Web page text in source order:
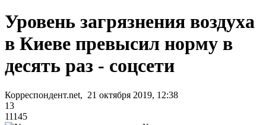
Уровень загрязнения воздуха
в Киеве превысил норму в
десять раз - соцсети
Корреспондент.net, 21 октября 2019, 12:38
13
11145